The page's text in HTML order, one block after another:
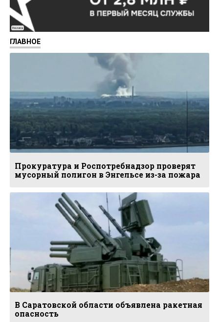
Реклама
ГЛАВНОЕ
Прокуратура и Роспотребнадзор проверят
мусорный полигон в Энгельсе из-за пожара
В Саратовской области объявлена ракетная
опасность